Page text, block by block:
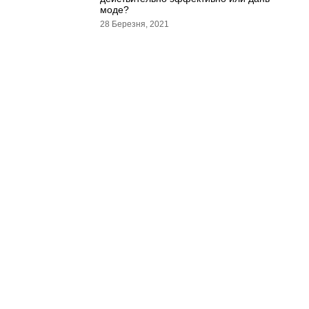
моде?
28 Березня, 2021